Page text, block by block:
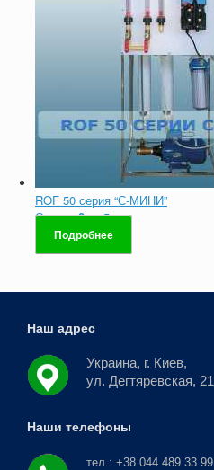
ROF 50 серия “С-МИНИ”
Оценка0из 5
Подробнее
Наш адрес
Украина, г. Киев,
ул. Дегтяревская, 21
Наши телефоны
тел.: +38 044 489 33 99